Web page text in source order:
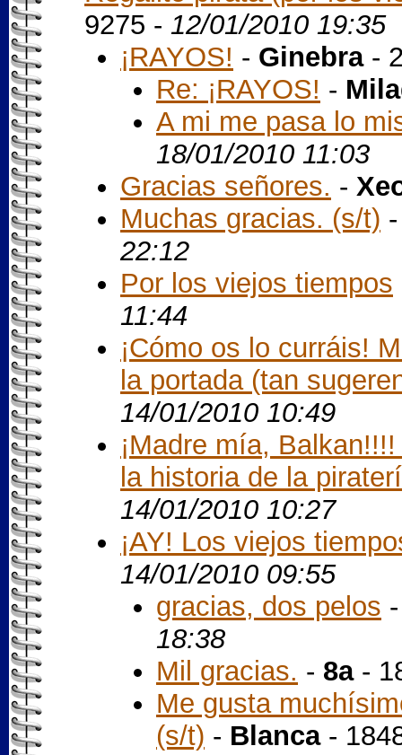
9275 - 12/01/2010 19:35
¡RAYOS! - Ginebra-
Re: ¡RAYOS! -
A mi me pasa lo
18/01/2010 11:03
Gracias señores. -
Muchas gracias. (s/t)
22:12
Por los viejos tiempos
11:44
¡Cómo os lo curráis!
la portada (tan
14/01/2010 10:49
¡Madre mía,
la historia de la
14/01/2010 10:27
¡AY! Los viejos
14/01/2010 09:55
gracias, dos pelos
18:38
Mil gracias. - 8a-
Me gusta
(s/t) - Blanca-